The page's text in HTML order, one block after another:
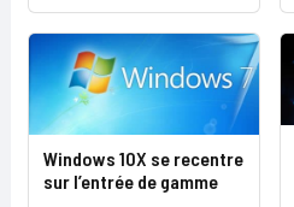
Windows 10X se recentre
sur l’entrée de gamme